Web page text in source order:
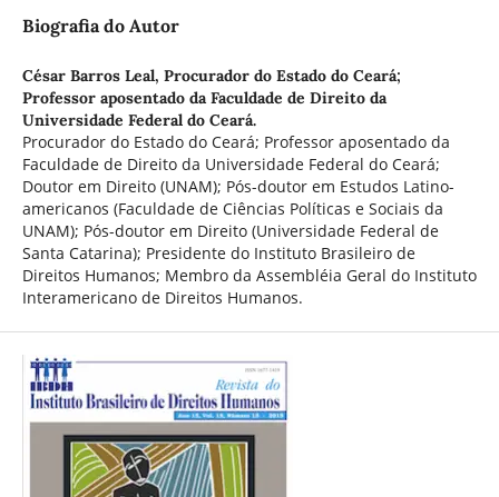
Biografia do Autor
César Barros Leal, Procurador do Estado do Ceará;
Professor aposentado da Faculdade de Direito da
Universidade Federal do Ceará.
Procurador do Estado do Ceará; Professor aposentado da
Faculdade de Direito da Universidade Federal do Ceará;
Doutor em Direito (UNAM); Pós-doutor em Estudos Latino-
americanos (Faculdade de Ciências Políticas e Sociais da
UNAM); Pós-doutor em Direito (Universidade Federal de
Santa Catarina); Presidente do Instituto Brasileiro de
Direitos Humanos; Membro da Assembléia Geral do Instituto
Interamericano de Direitos Humanos.